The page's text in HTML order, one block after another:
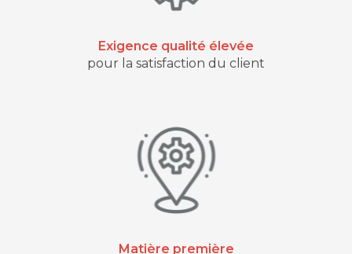
Exigence qualité élevée
pour la satisfaction du client
Matière première